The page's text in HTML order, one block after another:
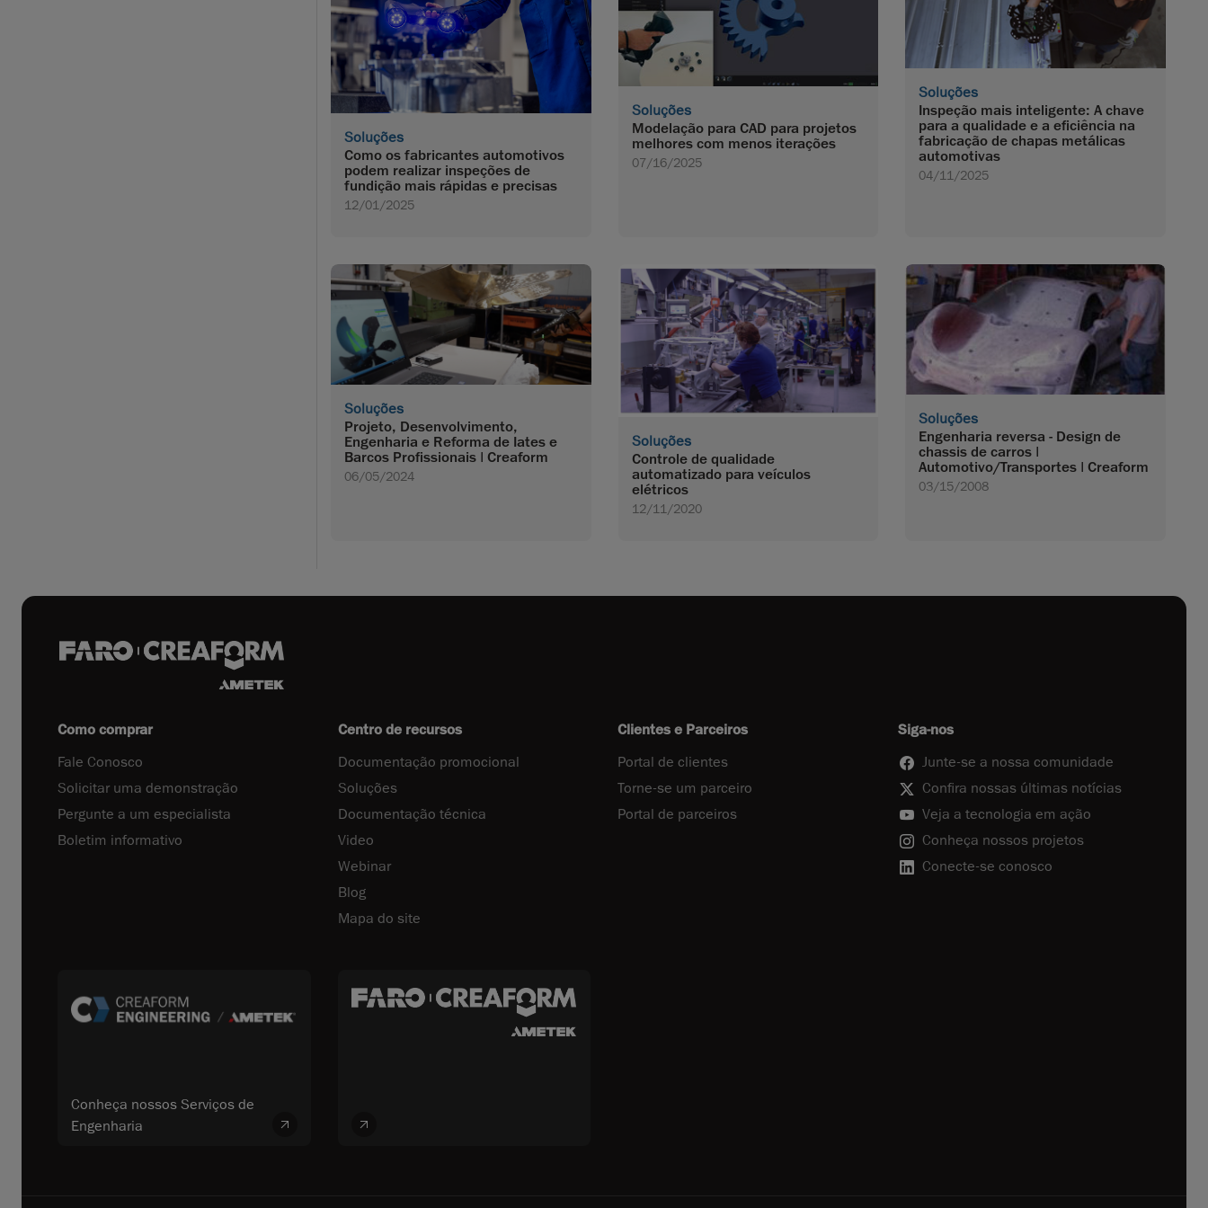
Soluções
Como os fabricantes automotivos
podem realizar inspeções de
fundição mais rápidas e precisas
12/01/2025
Soluções
Modelação para CAD para projetos
melhores com menos iterações
07/16/2025
Soluções
Inspeção mais inteligente: A chave
para a qualidade e a eficiência na
fabricação de chapas metálicas
automotivas
04/11/2025
Soluções
Projeto, Desenvolvimento,
Engenharia e Reforma de Iates e
Barcos Profissionais | Creaform
06/05/2024
Soluções
Controle de qualidade
automatizado para veículos
elétricos
12/11/2020
Soluções
Engenharia reversa - Design de
chassis de carros |
Automotivo/Transportes | Creaform
03/15/2008
Como comprar
Fale Conosco
Solicitar uma demonstração
Pergunte a um especialista
Boletim informativo
Centro de recursos
Documentação promocional
Soluções
Documentação técnica
Video
Webinar
Blog
Mapa do site
Clientes e Parceiros
Portal de clientes
Torne-se um parceiro
Portal de parceiros
Siga-nos
Junte-se a nossa comunidade
Confira nossas últimas notícias
Veja a tecnologia em ação
Conheça nossos projetos
Conecte-se conosco
Conheça nossos Serviços de
Engenharia